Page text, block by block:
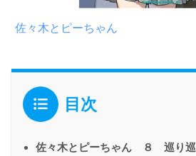
佐々木とピーちゃん
目次
佐々木とピーちゃん ８ 巡り巡